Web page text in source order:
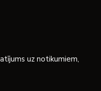
uz notikumiem,